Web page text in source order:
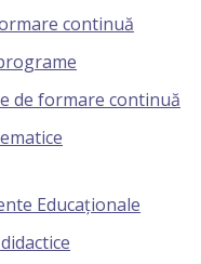
continuă
de formare continuă
Educaționale